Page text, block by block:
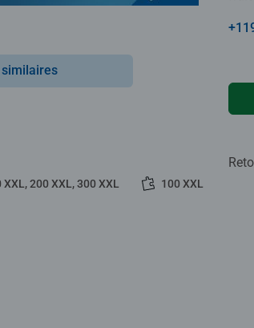
200 XXL, 300 XXL
100 XXL
+